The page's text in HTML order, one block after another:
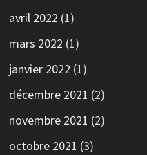
avril 2022 (1)
mars 2022 (1)
janvier 2022 (1)
décembre 2021 (2)
novembre 2021 (2)
octobre 2021 (3)